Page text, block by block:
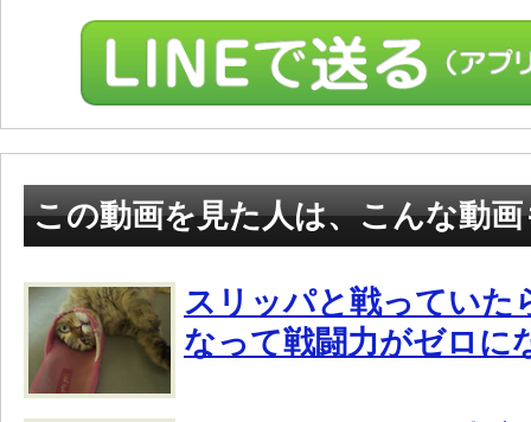
この動画を見た人は、こんな動
スリッパと戦っていた
なって戦闘力がゼロに